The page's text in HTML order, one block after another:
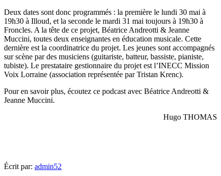
Deux dates sont donc programmés : la première le lundi 30 mai à
19h30 à Illoud, et la seconde le mardi 31 mai toujours à 19h30 à
Froncles. A la tête de ce projet, Béatrice Andreotti & Jeanne
Muccini, toutes deux enseignantes en éducation musicale. Cette
dernière est la coordinatrice du projet. Les jeunes sont accompagnés
sur scène par des musiciens (guitariste, batteur, bassiste, pianiste,
tubiste). Le prestataire gestionnaire du projet est l’INECC Mission
Voix Lorraine (association représentée par Tristan Krenc).
Pour en savoir plus, écoutez ce podcast avec Béatrice Andreotti &
Jeanne Muccini.
Hugo THOMAS
Écrit par: admin52